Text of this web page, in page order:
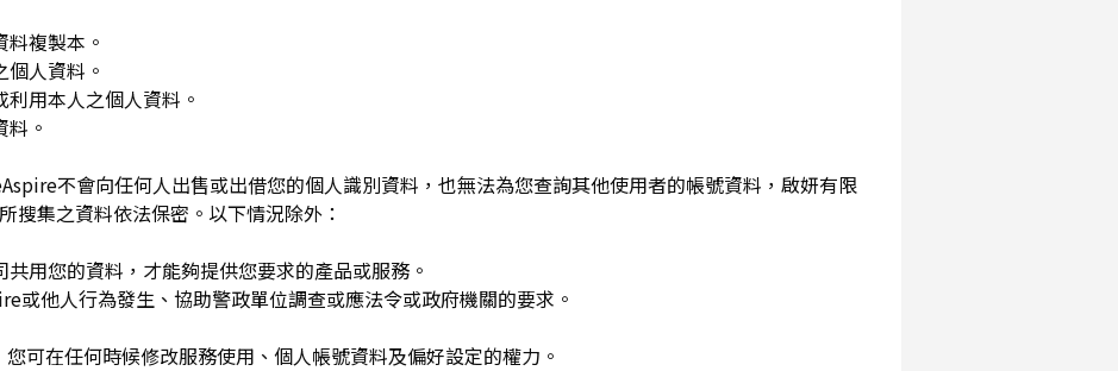
料複製本。
個人資料。
利用本人之個人資料。
料。
不會向任何人出售或出借您的個人識別資料，也無法為您查詢其他使用者的帳號資料，啟妍有限
搜集之資料依法保密。以下情況除外：
共用您的資料，才能夠提供您要求的產品或服務。
或他人行為發生、協助警政單位調查或應法令或政府機關的要求。
可在任何時候修改服務使用、個人帳號資料及偏好設定的權力。